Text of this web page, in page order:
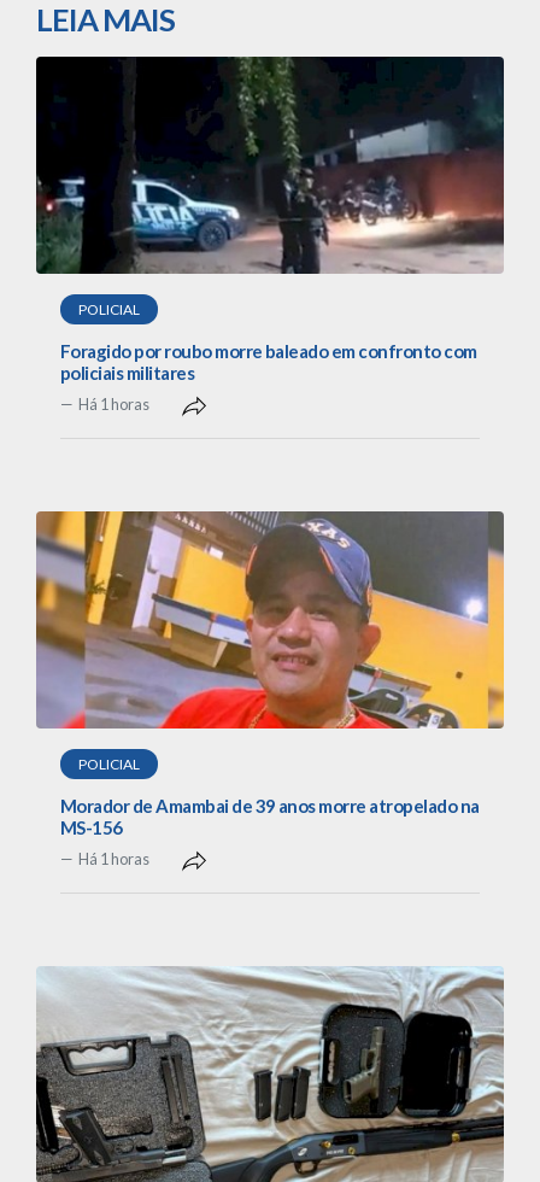
LEIA MAIS
POLICIAL
Foragido por roubo morre baleado em confronto com
policiais militares
Há 1 horas
POLICIAL
Morador de Amambai de 39 anos morre atropelado na
MS-156
Há 1 horas